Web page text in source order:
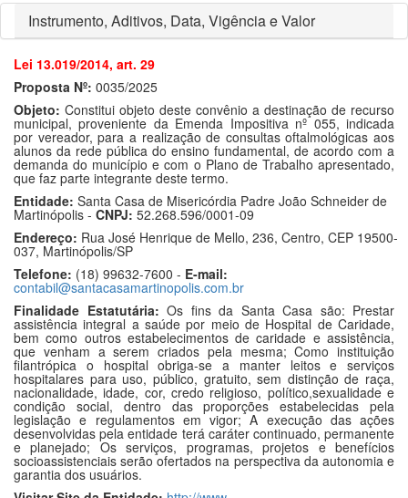
Instrumento, Aditivos, Data, Vigência e Valor
Lei 13.019/2014, art. 29
Proposta Nº: 0035/2025
Objeto: Constitui objeto deste convênio a destinação de recurso
municipal, proveniente da Emenda Impositiva nº 055, indicada
por vereador, para a realização de consultas oftalmológicas aos
alunos da rede pública do ensino fundamental, de acordo com a
demanda do município e com o Plano de Trabalho apresentado,
que faz parte integrante deste termo.
Entidade: Santa Casa de Misericórdia Padre João Schneider de
Martinópolis - CNPJ: 52.268.596/0001-09
Endereço: Rua José Henrique de Mello, 236, Centro, CEP 19500-
037, Martinópolis/SP
Telefone: (18) 99632-7600 - E-mail:
contabil@santacasamartinopolis.com.br
Finalidade Estatutária: Os fins da Santa Casa são: Prestar
assistência integral a saúde por meio de Hospital de Caridade,
bem como outros estabelecimentos de caridade e assistência,
que venham a serem criados pela mesma; Como instituição
filantrópica o hospital obriga-se a manter leitos e serviços
hospitalares para uso, público, gratuito, sem distinção de raça,
nacionalidade, idade, cor, credo religioso, político,sexualidade e
condição social, dentro das proporções estabelecidas pela
legislação e regulamentos em vigor; A execução das ações
desenvolvidas pela entidade terá caráter continuado, permanente
e planejado; Os serviços, programas, projetos e benefícios
socioassistenciais serão ofertados na perspectiva da autonomia e
garantia dos usuários.